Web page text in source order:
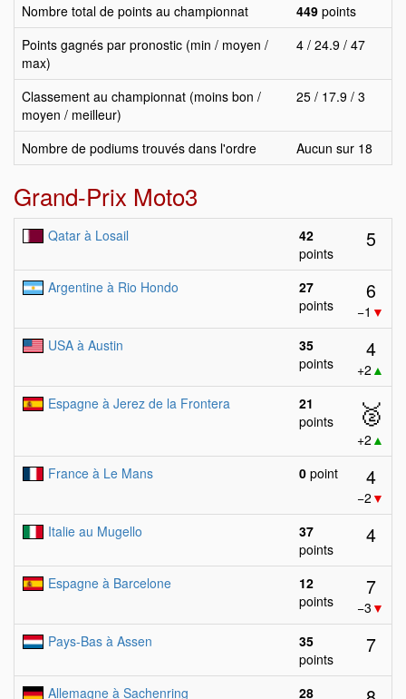
Nombre total de points au championnat
449 points
Points gagnés par pronostic (min / moyen /
max)
4 / 24.9 / 47
Classement au championnat (moins bon /
moyen / meilleur)
25 / 17.9 / 3
Nombre de podiums trouvés dans l'ordre Aucun sur 18
Grand-Prix Moto3
Qatar à Losail
42
points
5
Argentine à Rio Hondo
27
points
6
−1 ▼
USA à Austin
35
points
4
+2 ▲
Espagne à Jerez de la Frontera
21
points
🥈
+2 ▲
France à Le Mans
0 point 4
−2 ▼
Italie au Mugello
37
points
4
Espagne à Barcelone
12
points
7
−3 ▼
Pays-Bas à Assen
35
points
7
Allemagne à Sachenring 28